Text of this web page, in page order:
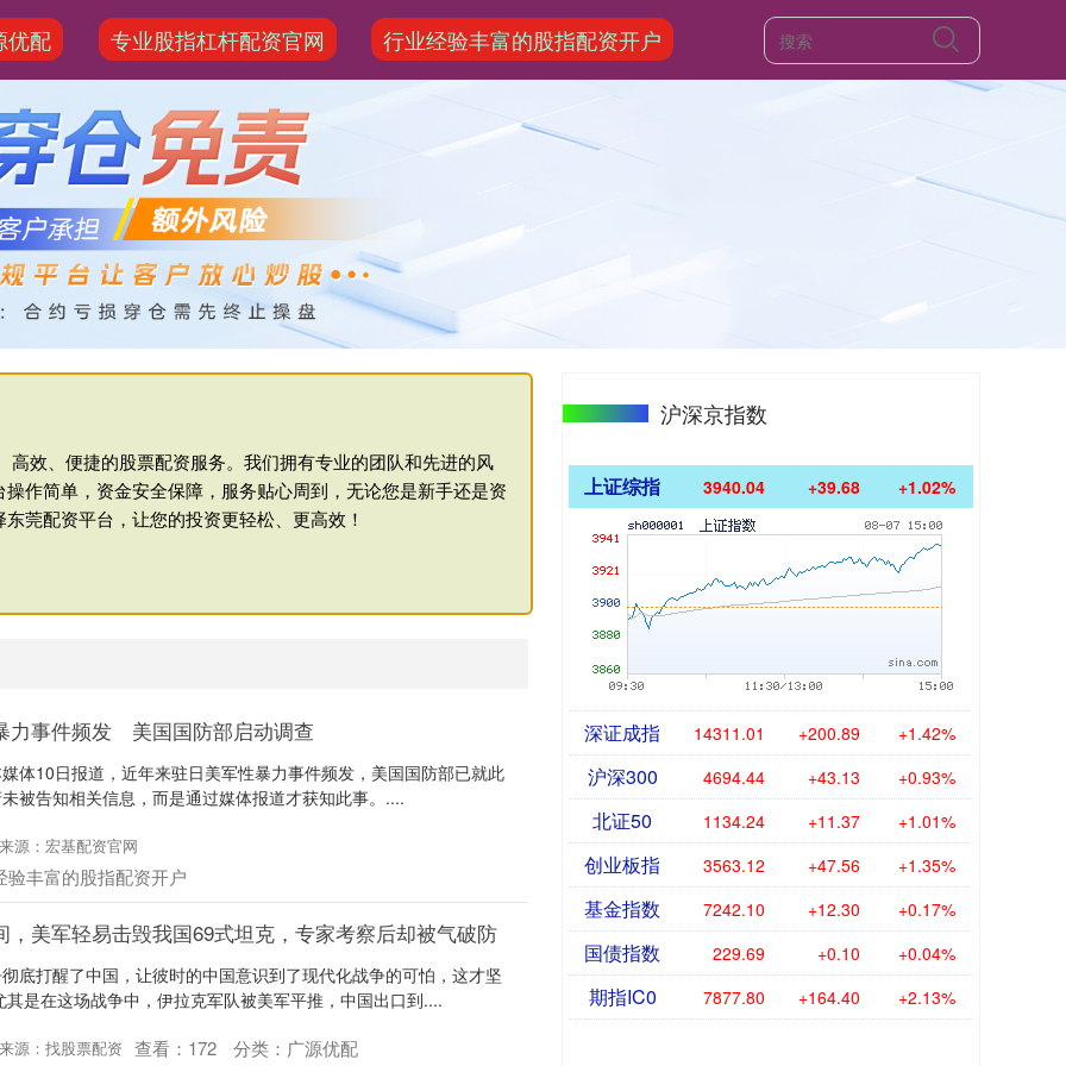
优配 专业股指杠杆配资官网 行业经验丰富的股指配资开户
效、便捷的股票配资服务。我们拥有专业的团队和先进的风
作简单，资金安全保障，服务贴心周到，无论您是新手还是资
莞配资平台，让您的投资更轻松、更高效！
力事件频发 美国国防部启动调查
体10日报道，近年来驻日美军性暴力事件频发，美国国防部已就此
被告知相关信息，而是通过媒体报道才获知此事。....
来源：宏基配资官网
验丰富的股指配资开户
，美军轻易击毁我国69式坦克，专家考察后却被气破防
底打醒了中国，让彼时的中国意识到了现代化战争的可怕，这才坚
是在这场战争中，伊拉克军队被美军平推，中国出口到....
来源：找股票配资 查看： 172 分类： 广源优配
沪深京指数
上证综指 3940.04 +39.68 +1.02%
深证成指 14311.01 +200.89 +1.42%
沪深300 4694.44 +43.13 +0.93%
北证50 1134.24 +11.37 +1.01%
创业板指 3563.12 +47.56 +1.35%
基金指数 7242.10 +12.30 +0.17%
国债指数 229.69 +0.10 +0.04%
期指IC0 7877.80 +164.40 +2.13%